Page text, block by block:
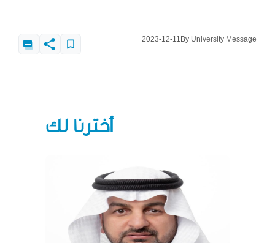
أخترنا لك
2023-12-11 By University Message